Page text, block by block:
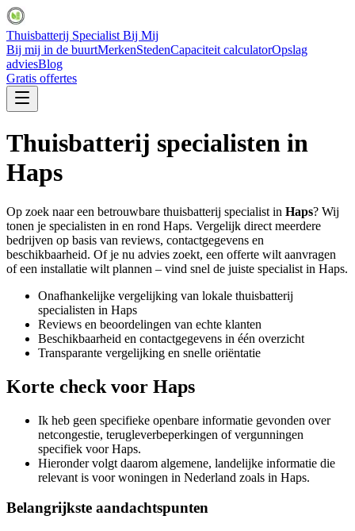
Thuisbatterij Specialist Bij Mij
Bij mij in de buurtMerkenStedenCapaciteit calculatorOpslag
adviesBlog
Gratis offertes
Thuisbatterij specialisten in
Haps
Op zoek naar een betrouwbare thuisbatterij specialist in Haps? Wij
tonen je specialisten in en rond Haps. Vergelijk direct meerdere
bedrijven op basis van reviews, contactgegevens en
beschikbaarheid. Of je nu advies zoekt, een offerte wilt aanvragen
of een installatie wilt plannen – vind snel de juiste specialist in Haps.
Onafhankelijke vergelijking van lokale thuisbatterij
specialisten in Haps
Reviews en beoordelingen van echte klanten
Beschikbaarheid en contactgegevens in één overzicht
Transparante vergelijking en snelle oriëntatie
Korte check voor Haps
Ik heb geen specifieke openbare informatie gevonden over
netcongestie, terugleverbeperkingen of vergunningen
specifiek voor Haps.
Hieronder volgt daarom algemene, landelijke informatie die
relevant is voor woningen in Nederland zoals in Haps.
Belangrijkste aandachtspunten